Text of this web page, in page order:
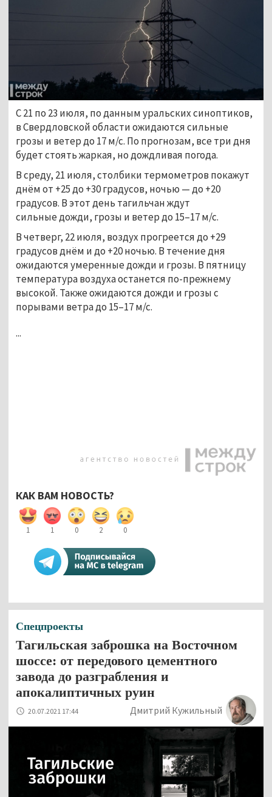
С 21 по 23 июля, по данным уральских синоптиков,
в Свердловской области ожидаются сильные
грозы и ветер до 17 м/с. По прогнозам, все три дня
будет стоять жаркая, но дождливая погода.
В среду, 21 июля, столбики термометров покажут
днём от +25 до +30 градусов, ночью —до +20
градусов. В этот день тагильчан ждут
сильные дожди, грозы и ветер до 15–17 м/с.
В четверг, 22 июля, воздух прогреется до +29
градусов днём и до +20 ночью. В течение дня
ожидаются умеренные дожди и грозы. В пятницу
температура воздуха останется по-прежнему
высокой. Также ожидаются дожди и грозы с
порывами ветра до 15–17 м/с.
...
КАК ВАМ НОВОСТЬ?
1 1 0 2 0
Спецпроекты
Тагильская заброшка на Восточном
шоссе: от передового цементного
завода до разграбления и
апокалиптичных руин
20.07.2021 17:44 Дмитрий Кужильный